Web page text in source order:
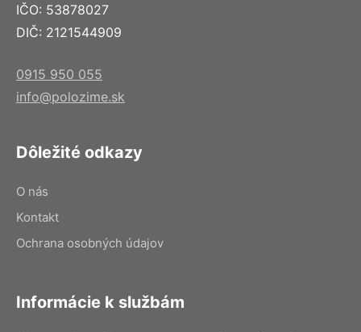
IČO: 53878027
DIČ: 2121544909
0915 950 055
info@polozime.sk
Dôležité odkazy
O nás
Kontakt
Ochrana osobných údajov
Informácie k službám